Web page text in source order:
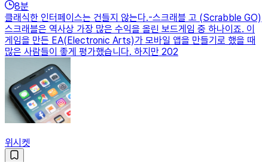
8분
클래식한 인터페이스는 건들지 않는다.-스크래블 고 (Scrabble GO)
스크래블은 역사상 가장 많은 수익을 올린 보드게임 중 하나이죠. 이
게임을 만든 EA(Electronic Arts)가 모바일 앱을 만들기로 했을 때
많은 사람들이 좋게 평가했습니다. 하지만 202
위시켓